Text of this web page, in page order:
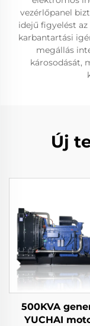
vezérlőpanel
idejű figyelést
karbantartási
megállás
károsodását,
Új
500KVA
YUCHAI